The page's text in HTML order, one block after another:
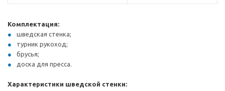
Комплектация:
шведская стенка;
турник рукоход;
брусья;
доска для пресса.
Характеристики шведской стенки: